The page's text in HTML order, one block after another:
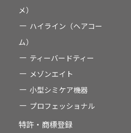
メ）
ハイライン（ヘアコー
ム）
ティーバードティー
メゾンエイト
小型シミケア機器
プロフェッショナル
特許・商標登録